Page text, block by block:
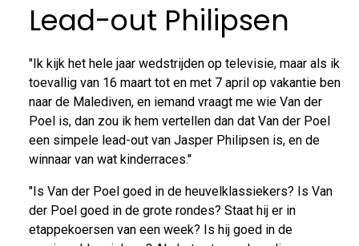
Lead-out Philipsen
"Ik kijk het hele jaar wedstrijden op televisie, maar als ik
toevallig van 16 maart tot en met 7 april op vakantie ben
naar de Malediven, en iemand vraagt me wie Van der
Poel is, dan zou ik hem vertellen dan dat Van der Poel
een simpele lead-out van Jasper Philipsen is, en de
winnaar van wat kinderraces."
"Is Van der Poel goed in de heuvelklassiekers? Is Van
der Poel goed in de grote rondes? Staat hij er in
etappekoersen van een week? Is hij goed in de